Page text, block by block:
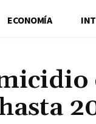
ECONOMÍA